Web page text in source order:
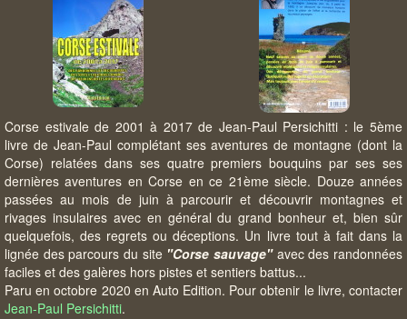
Corse estivale de 2001 à 2017 de Jean-Paul Persichitti : le 5ème
livre de Jean-Paul complétant ses aventures de montagne (dont la
Corse) relatées dans ses quatre premiers bouquins par ses ses
dernières aventures en Corse en ce 21ème siècle. Douze années
passées au mois de juin à parcourir et découvrir montagnes et
rivages insulaires avec en général du grand bonheur et, bien sûr
quelquefois, des regrets ou déceptions. Un livre tout à fait dans la
lignée des parcours du site "Corse sauvage"avec des randonnées
faciles et des galères hors pistes et sentiers battus...
Paru en octobre 2020 en Auto Edition. Pour obtenir le livre, contacter
Jean-Paul Persichitti.